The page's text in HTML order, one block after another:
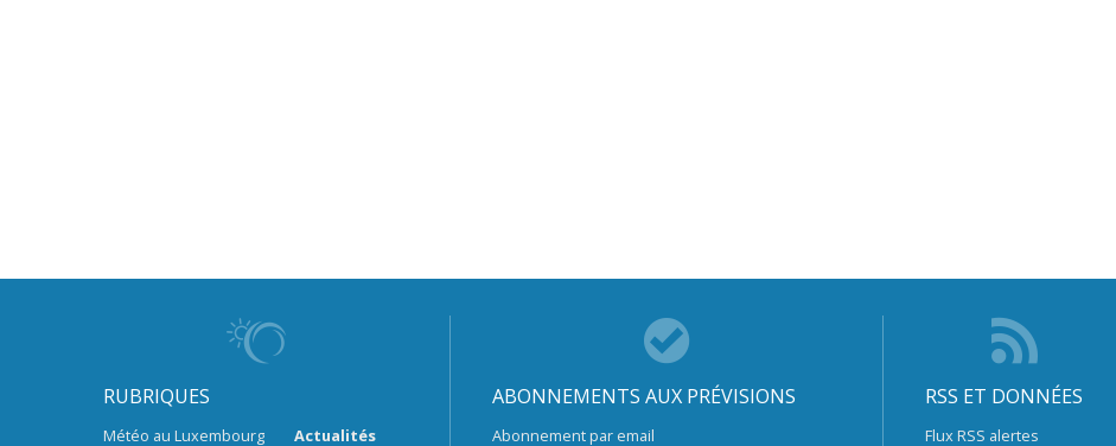
RUBRIQUES
Météo au Luxembourg Actualités
ABONNEMENTS AUX PRÉVISIONS
Abonnement par email
RSS ET DONNÉES
Flux RSS alertes